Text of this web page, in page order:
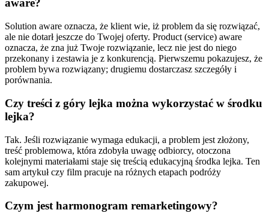
aware?
Solution aware oznacza, że klient wie, iż problem da się rozwiązać,
ale nie dotarł jeszcze do Twojej oferty. Product (service) aware
oznacza, że zna już Twoje rozwiązanie, lecz nie jest do niego
przekonany i zestawia je z konkurencją. Pierwszemu pokazujesz, że
problem bywa rozwiązany; drugiemu dostarczasz szczegóły i
porównania.
Czy treści z góry lejka można wykorzystać w środku
lejka?
Tak. Jeśli rozwiązanie wymaga edukacji, a problem jest złożony,
treść problemowa, która zdobyła uwagę odbiorcy, otoczona
kolejnymi materiałami staje się treścią edukacyjną środka lejka. Ten
sam artykuł czy film pracuje na różnych etapach podróży
zakupowej.
Czym jest harmonogram remarketingowy?